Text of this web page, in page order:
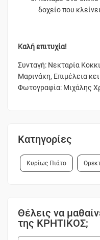
δοχείο που
Καλή επιτυχία!
Συνταγή: Νεκταρία
Μαρινάκη, Επιμέλεια
Φωτογραφία: Μιχάλης
Κατηγορίες
Κυρίως Πιάτο
Θέλεις να
της ΚΡΗΤΙΚΟΣ;